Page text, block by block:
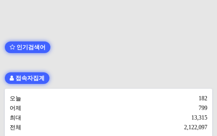
인기검색어
접속자집계
오늘
182
어제
799
최대
13,315
전체
2,122,097